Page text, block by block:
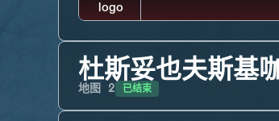
杜斯妥也夫斯基
地图 2 已结束